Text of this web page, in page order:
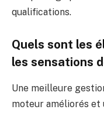
qualifications.
Quels sont les
les sensations
Une meilleure
moteur améliorés et